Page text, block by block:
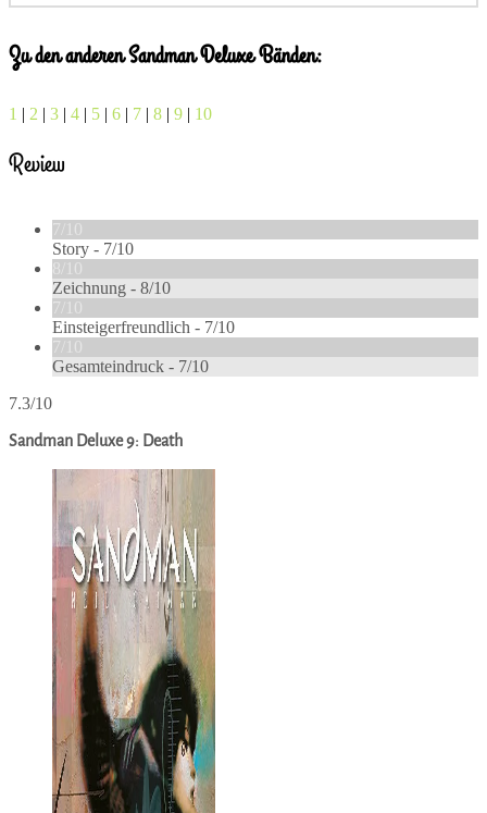
Zu den anderen Sandman Deluxe Bänden:
1 | 2 | 3 | 4 | 5 | 6 | 7 | 8 | 9 | 10
Review
7/10
Story - 7/10
8/10
Zeichnung - 8/10
7/10
Einsteigerfreundlich - 7/10
7/10
Gesamteindruck - 7/10
7.3/10
Sandman Deluxe 9: Death